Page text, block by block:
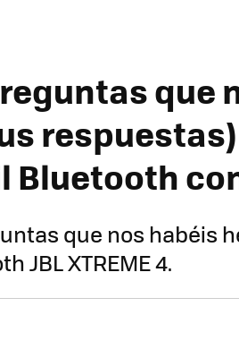
que
Bluetooth
que nos habéis
JBL XTREME 4.